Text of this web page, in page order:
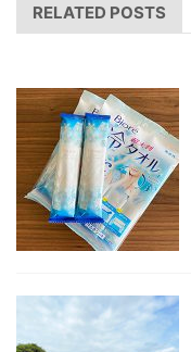
RELATED POSTS